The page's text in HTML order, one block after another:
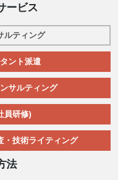
ービス
ルティング
ント派遣
サルティング
員研修)
・技術ライティング
法